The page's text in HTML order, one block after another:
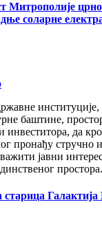
Митрополије
соларне
институције,
баштине,
инвеститора, да
пронађу стручно
јавни
простора.